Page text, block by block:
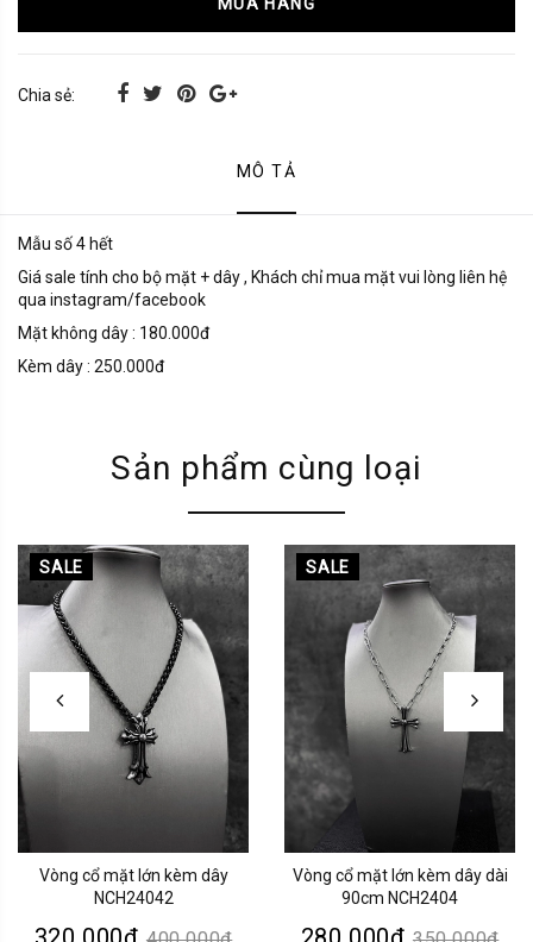
MUA HÀNG
Chia sẻ:
MÔ TẢ
Mẫu số 4 hết
Giá sale tính cho bộ mặt + dây , Khách chỉ mua mặt vui lòng liên hệ
qua instagram/facebook
Mặt không dây : 180.000đ
Kèm dây : 250.000đ
Sản phẩm cùng loại
SALE
Vòng cổ mặt lớn kèm dây
NCH24042
SALE
Vòng cổ mặt lớn kèm dây dài
90cm NCH2404